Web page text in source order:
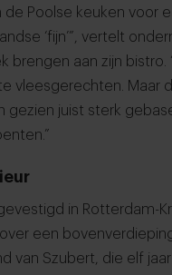
de Poolse keuken voor
‘fijn’”, vertelt
brengen aan zijn
vleesgerechten. Maar
gezien juist sterk
in Rotterdam-
een
van Szubert, die elf